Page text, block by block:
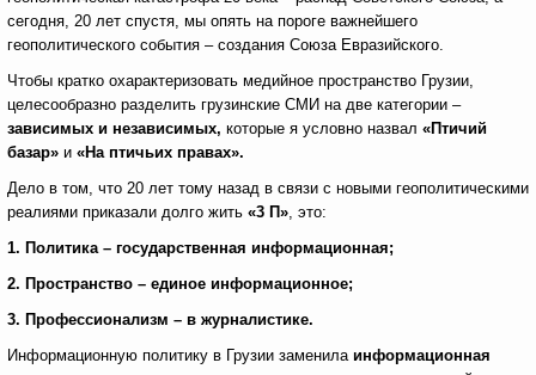
сегодня, 20 лет спустя, мы опять на пороге важнейшего
геополитического события – создания Союза Евразийского.
Чтобы кратко охарактеризовать медийное пространство Грузии,
целесообразно разделить грузинские СМИ на две категории –
зависимых и независимых, которые я условно назвал «Птичий
базар» и «На птичьих правах».
Дело в том, что 20 лет тому назад в связи с новыми геополитическими
реалиями приказали долго жить «3 П», это:
1. Политика – государственная информационная;
2. Пространство – единое информационное;
3. Профессионализм – в журналистике.
Информационную политику в Грузии заменила информационная